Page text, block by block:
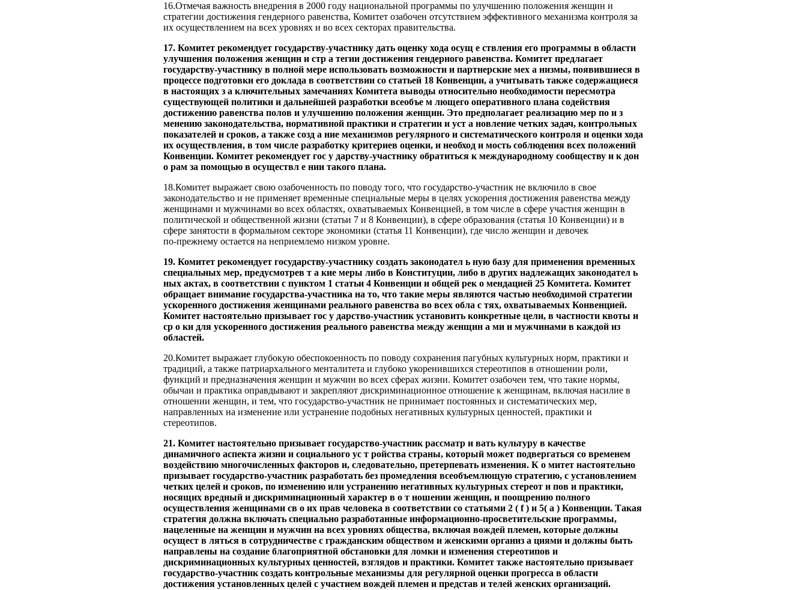
16.Отмечая важность внедрения в 2000 году национальной программы по улучшению положения женщин и
стратегии достижения гендерного равенства, Комитет озабочен отсутствием эффективного механизма контроля за
их осуществлением на всех уровнях и во всех секторах правительства.
17. Комитет рекомендует государству-участнику дать оценку хода осущ е ствления его программы в области
улучшения положения женщин и стр а тегии достижения гендерного равенства. Комитет предлагает
государству-участнику в полной мере использовать возможности и партнерские мех а низмы, появившиеся в
процессе подготовки его доклада в соответствии со статьей 18 Конвенции, а учитывать также содержащиеся
в настоящих з а ключительных замечаниях Комитета выводы относительно необходимости пересмотра
существующей политики и дальнейшей разработки всеобъе м лющего оперативного плана содействия
достижению равенства полов и улучшению положения женщин. Это предполагает реализацию мер по и з
менению законодательства, нормативной практики и стратегии и уст а новление четких задач, контрольных
показателей и сроков, а также созд а ние механизмов регулярного и систематического контроля и оценки хода
их осуществления, в том числе разработку критериев оценки, и необход и мость соблюдения всех положений
Конвенции. Комитет рекомендует гос у дарству-участнику обратиться к международному сообществу и к дон
о рам за помощью в осуществл е нии такого плана.
18.Комитет выражает свою озабоченность по поводу того, что государство-участник не включило в свое
законодательство и не применяет временные специальные меры в целях ускорения достижения равенства между
женщинами и мужчинами во всех областях, охватываемых Конвенцией, в том числе в сфере участия женщин в
политической и общественной жизни (статьи 7 и 8 Конвенции), в сфере образования (статья 10 Конвенции) и в
сфере занятости в формальном секторе экономики (статья 11 Конвенции), где число женщин и девочек
по‑прежнему остается на неприемлемо низком уровне.
19. Комитет рекомендует государству-участнику создать законодател ь ную базу для применения временных
специальных мер, предусмотрев т а кие меры либо в Конституции, либо в других надлежащих законодател ь
ных актах, в соответствии с пунктом 1 статьи 4 Конвенции и общей рек о мендацией 25 Комитета. Комитет
обращает внимание государства-участника на то, что такие меры являются частью необходимой стратегии
ускоренного достижения женщинами реального равенства во всех обла с тях, охватываемых Конвенцией.
Комитет настоятельно призывает гос у дарство-участник установить конкретные цели, в частности квоты и
ср о ки для ускоренного достижения реального равенства между женщин а ми и мужчинами в каждой из
областей.
20.Комитет выражает глубокую обеспокоенность по поводу сохранения пагубных культурных норм, практики и
традиций, а также патриархального менталитета и глубоко укоренившихся стереотипов в отношении роли,
функций и предназначения женщин и мужчин во всех сферах жизни. Комитет озабочен тем, что такие нормы,
обычаи и практика оправдывают и закрепляют дискриминационное отношение к женщинам, включая насилие в
отношении женщин, и тем, что государство-участник не принимает постоянных и систематических мер,
направленных на изменение или устранение подобных негативных культурных ценностей, практики и
стереотипов.
21. Комитет настоятельно призывает государство-участник рассматр и вать культуру в качестве
динамичного аспекта жизни и социального ус т ройства страны, который может подвергаться со временем
воздействию многочисленных факторов и, следовательно, претерпевать изменения. К о митет настоятельно
призывает государство-участник разработать без промедления всеобъемлющую стратегию, с установлением
четких целей и сроков, по изменению или устранению негативных культурных стереот и пов и практики,
носящих вредный и дискриминационный характер в о т ношении женщин, и поощрению полного
осуществления женщинами св о их прав человека в соответствии со статьями 2 ( f ) и 5( a ) Конвенции. Такая
стратегия должна включать специально разработанные информационно-просветительские программы,
нацеленные на женщин и мужчин на всех уровнях общества, включая вождей племен, которые должны
осущест в ляться в сотрудничестве с гражданским обществом и женскими организ а циями и должны быть
направлены на создание благоприятной обстановки для ломки и изменения стереотипов и
дискриминационных культурных ценностей, взглядов и практики. Комитет также настоятельно призывает
государство-участник создать контрольные механизмы для регулярной оценки прогресса в области
достижения установленных целей с участием вождей племен и представ и телей женских организаций.